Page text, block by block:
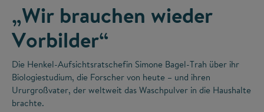
„Wir brauchen wieder
Vorbilder“
Die Henkel-Aufsichtsratschefin Simone Bagel-Trah über ihr
Biologiestudium, die Forscher von heute – und ihren
Ururgroßvater, der weltweit das Waschpulver in die Haushalte
brachte.